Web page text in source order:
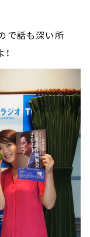
で話も深い所